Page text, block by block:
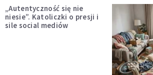
„Autentyczność się nie
niesie”. Katoliczki o presji i
sile social mediów